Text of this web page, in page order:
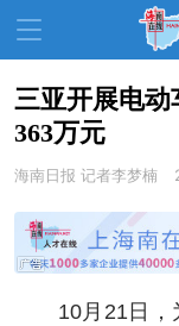
资讯中心
教育 健康
三亚开展电
363万元
海南日报 记者李梦楠
10月21日，为